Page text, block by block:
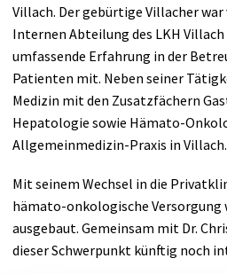
Villach. Der gebürtige Villacher war
Internen Abteilung des LKH
umfassende Erfahrung in der
Patienten mit. Neben seiner
Medizin mit den Zusatzfächern
Hepatologie sowie Hämato-
Allgemeinmedizin-Praxis in Villach.
Mit seinem Wechsel in die
hämato-onkologische
ausgebaut. Gemeinsam mit Dr.
dieser Schwerpunkt künftig noch